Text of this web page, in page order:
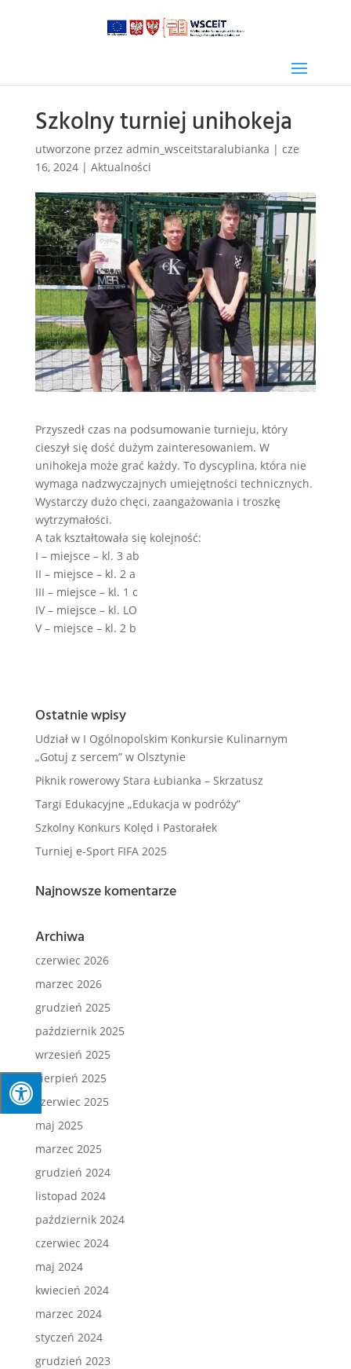
Szkolny turniej unihokeja
utworzone przez admin_wsceitstaralubianka | cze
16, 2024| Aktualności
Przyszedł czas na podsumowanie turnieju, który
cieszył się dość dużym zainteresowaniem. W
unihokeja może grać każdy. To dyscyplina, która nie
wymaga nadzwyczajnych umiejętności technicznych.
Wystarczy dużo chęci, zaangażowania i troszkę
wytrzymałości.
A tak kształtowała się kolejność:
I – miejsce – kl. 3 ab
II – miejsce – kl. 2 a
III – miejsce – kl. 1 c
IV – miejsce – kl. LO
V – miejsce – kl. 2 b
Ostatnie wpisy
Udział w I Ogólnopolskim Konkursie Kulinarnym
„Gotuj z sercem” w Olsztynie
Piknik rowerowy Stara Łubianka – Skrzatusz
Targi Edukacyjne „Edukacja w podróży”
Szkolny Konkurs Kolęd i Pastorałek
Turniej e-Sport FIFA 2025
Najnowsze komentarze
Archiwa
czerwiec 2026
marzec 2026
grudzień 2025
październik 2025
wrzesień 2025
sierpień 2025
czerwiec 2025
maj 2025
marzec 2025
grudzień 2024
listopad 2024
październik 2024
czerwiec 2024
maj 2024
kwiecień 2024
marzec 2024
styczeń 2024
grudzień 2023